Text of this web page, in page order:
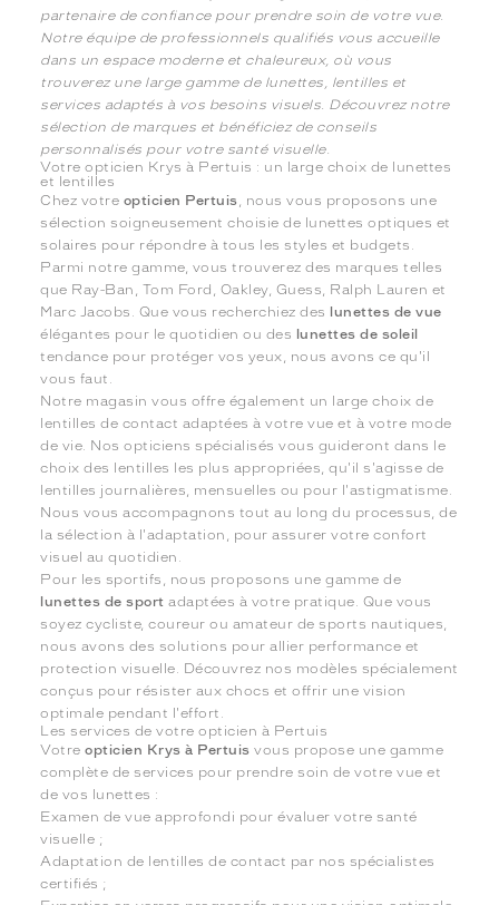
partenaire de confiance pour prendre soin de votre vue.
Notre équipe de professionnels qualifiés vous accueille
dans un espace moderne et chaleureux, où vous
trouverez une large gamme de lunettes, lentilles et
services adaptés à vos besoins visuels. Découvrez notre
sélection de marques et bénéficiez de conseils
personnalisés pour votre santé visuelle.
Votre opticien Krys à Pertuis : un large choix de lunettes
et lentilles
Chez votre opticien Pertuis, nous vous proposons une
sélection soigneusement choisie de lunettes optiques et
solaires pour répondre à tous les styles et budgets.
Parmi notre gamme, vous trouverez des marques telles
que Ray-Ban, Tom Ford, Oakley, Guess, Ralph Lauren et
Marc Jacobs. Que vous recherchiez des
lunettes de vue
élégantes pour le quotidien ou des lunettes de soleil
tendance pour protéger vos yeux, nous avons ce qu'il
vous faut.
Notre magasin vous offre également un large choix de
lentilles de contact adaptées à votre vue et à votre mode
de vie. Nos opticiens spécialisés vous guideront dans le
choix des lentilles les plus appropriées, qu'il s'agisse de
lentilles journalières, mensuelles ou pour l'astigmatisme.
Nous vous accompagnons tout au long du processus, de
la sélection à l'adaptation, pour assurer votre confort
visuel au quotidien.
Pour les sportifs, nous proposons une gamme de
lunettes de sport adaptées à votre pratique. Que vous
soyez cycliste, coureur ou amateur de sports nautiques,
nous avons des solutions pour allier performance et
protection visuelle. Découvrez nos modèles spécialement
conçus pour résister aux chocs et offrir une vision
optimale pendant l'effort.
Les services de votre opticien à Pertuis
Votreopticien Krys à Pertuis vous propose une gamme
complète de services pour prendre soin de votre vue et
de vos lunettes :
Examen de vue approfondi pour évaluer votre santé
visuelle ;
Adaptation de lentilles de contact par nos spécialistes
certifiés ;